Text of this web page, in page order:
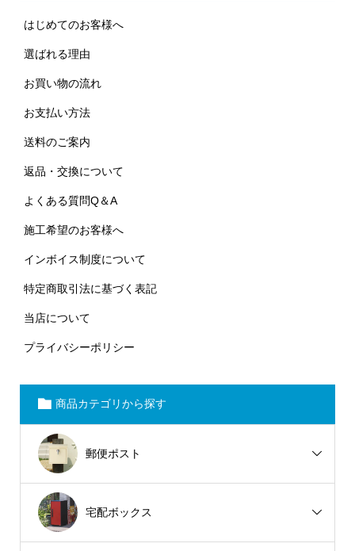
はじめてのお客様へ
選ばれる理由
お買い物の流れ
お支払い方法
送料のご案内
返品・交換について
よくある質問Q＆A
施工希望のお客様へ
インボイス制度について
特定商取引法に基づく表記
当店について
プライバシーポリシー
商品カテゴリから探す
郵便ポスト
宅配ボックス